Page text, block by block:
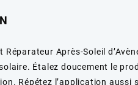
Après-Soleil
Étalez doucement le
Répétez l’application aussi